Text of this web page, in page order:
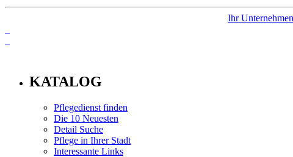
Ihr
KATALOG
Pflegedienst finden
Die 10 Neuesten
Detail Suche
Pflege in Ihrer Stadt
Interessante Links